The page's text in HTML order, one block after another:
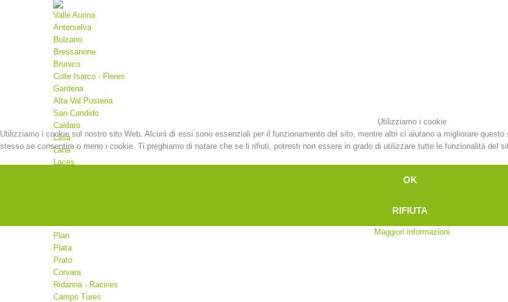
Richiesta di soccorso
piste
Valle Aurina
Anterselva
Bolzano
Bressanone
Brunico
Colle Isarco - Fleres
Gardena
Alta Val Pusteria
San Candido
Caldaro
Lasa
Lana
Laces
Plan
Plata
Prato
Corvara
Ridanna - Racines
Campo Tures
Utilizziamo i cookie
Utilizziamo i cookie sul nostro sito Web. Alcuni di essi sono essenziali per il funzionamento del sito, mentre altri ci aiutano a migliorare
stesso se consentire o meno i cookie. Ti preghiamo di notare che se li rifiuti, potresti non essere in grado di utilizzare tutte le funzionalità del
OK
RIFIUTA
Maggiori informazioni